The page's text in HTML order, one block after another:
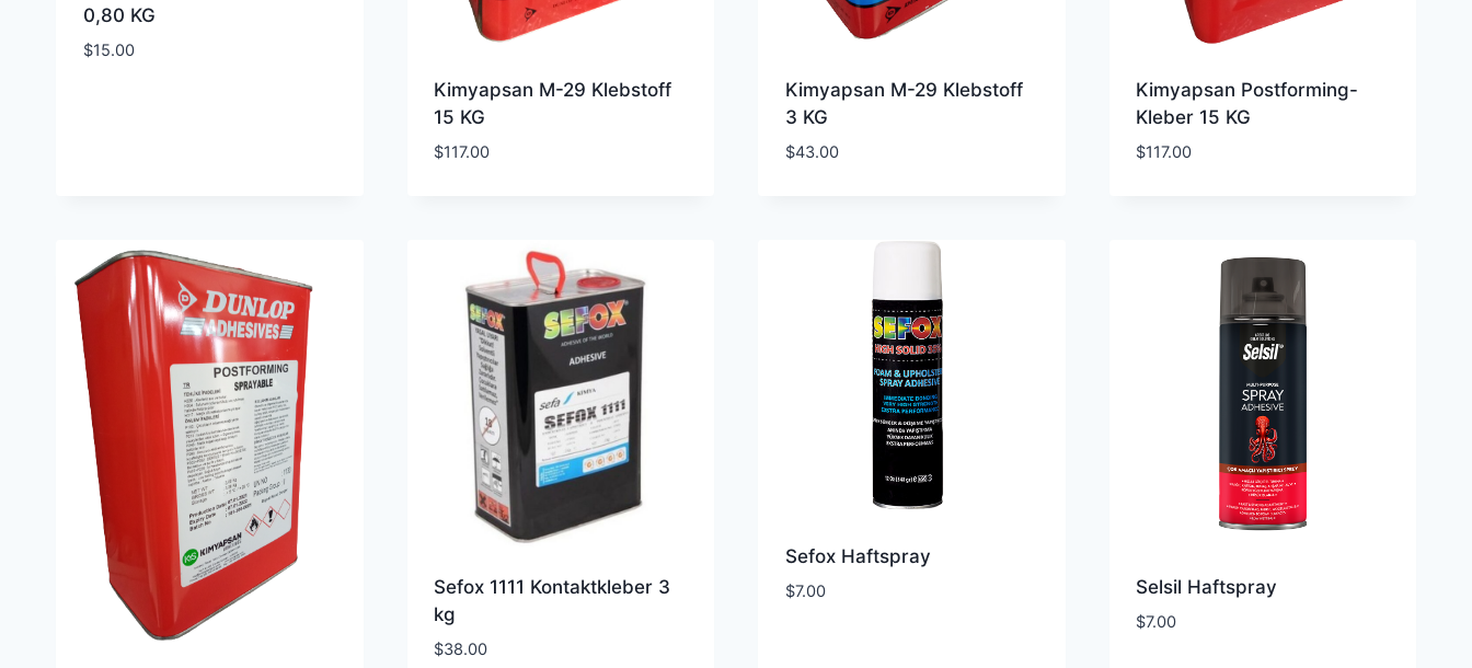
0,80 KG
$15.00
Kimyapsan M-29 Klebstoff
15 KG
$117.00
Kimyapsan M-29 Klebstoff
3 KG
$43.00
Kimyapsan Postforming-
Kleber 15 KG
$117.00
Sefox 1111 Kontaktkleber 3
kg
$38.00
Sefox Haftspray
$7.00 Selsil Haftspray
$7.00